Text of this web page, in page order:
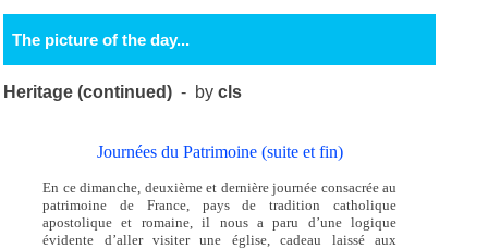
The picture of the day...
Heritage (continued) - bycls
Journées du Patrimoine (suite et fin)
En ce dimanche, deuxième et dernière journée consacrée au
patrimoine de France, pays de tradition catholique
apostolique et romaine, il nous a paru d’une logique
évidente d’aller visiter une église, cadeau laissé aux